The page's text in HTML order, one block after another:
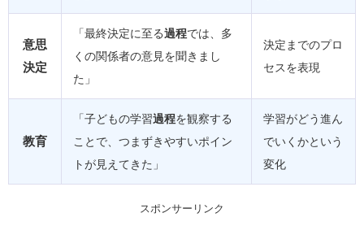
意思
決定
「最終決定に至る過程では、多
くの関係者の意見を聞きまし
た」
決定までのプロ
セスを表現
教育
「子どもの学習過程を観察する
ことで、つまずきやすいポイン
トが見えてきた」
学習がどう進ん
でいくかという
変化
スポンサーリンク